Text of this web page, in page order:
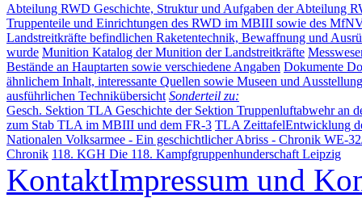
Abteilung RWD Geschichte, Struktur und Aufgaben der Abteilung
Truppenteile und Einrichtungen des RWD im MBIII sowie des
Landstreitkräfte befindlichen Raketentechnik, Bewaffnung und
wurde Munition Katalog der Munition der Landstreitkräfte
Bestände an Hauptarten sowie verschiedene Angaben Dokumente
ähnlichem Inhalt, interessante Quellen sowie Museen und
ausführlichen Technikübersicht Sonderteil zu:
Gesch. Sektion TLA Geschichte der Sektion Truppenluftabwehr an
zum Stab TLA im MBIII und dem FR-3 TLA ZeittafelEntwicklung
Nationalen Volksarmee - Ein geschichtlicher Abriss - Chronik WE-
Chronik 118. KGH Die 118. Kampfgruppenhunderschaft Leipzig
KontaktImpressum und